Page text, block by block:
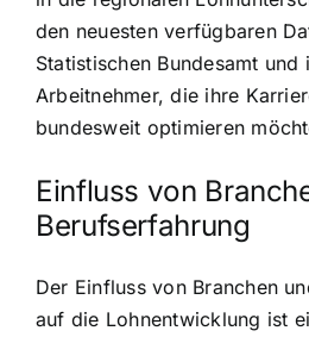
den neuesten verfügbaren
Statistischen Bundesamt
Arbeitnehmer, die ihre
bundesweit optimieren
Einfluss von
Berufserfahrung
Der Einfluss von Branchen
auf die Lohnentwicklung ist